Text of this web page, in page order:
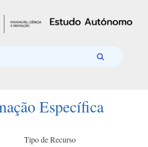
Específica
Tipo de Recurso